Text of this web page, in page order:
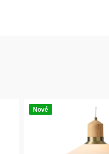
Nové